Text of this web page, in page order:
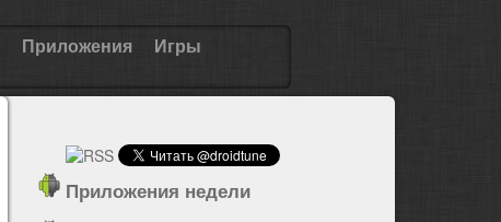
Приложения Игры
Приложения недели